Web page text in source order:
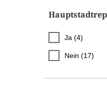
Ja (4)
Nein (17)